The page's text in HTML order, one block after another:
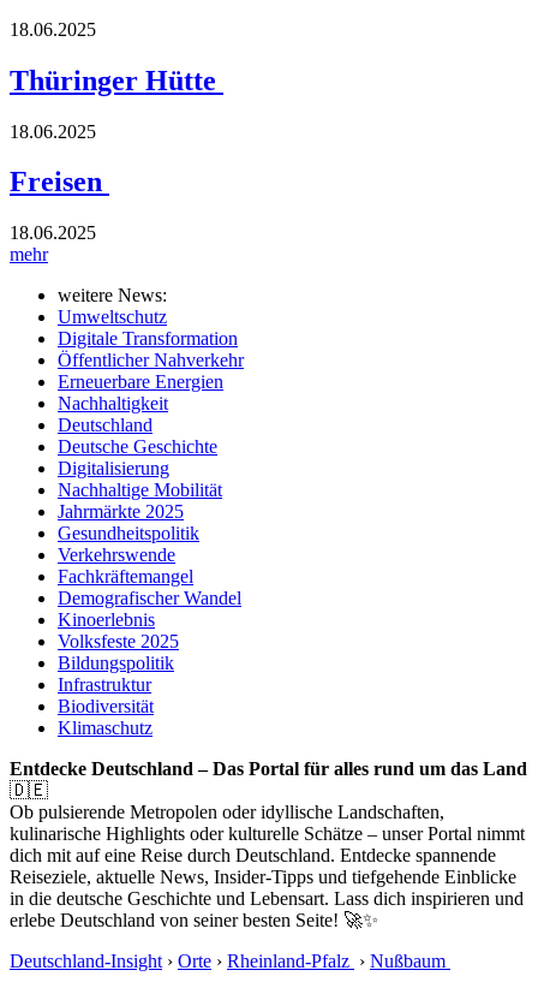
18.06.2025
Thüringer Hütte
18.06.2025
Freisen
18.06.2025
mehr
weitere News:
Umweltschutz
Digitale Transformation
Öffentlicher Nahverkehr
Erneuerbare Energien
Nachhaltigkeit
Deutschland
Deutsche Geschichte
Digitalisierung
Nachhaltige Mobilität
Jahrmärkte 2025
Gesundheitspolitik
Verkehrswende
Fachkräftemangel
Demografischer Wandel
Kinoerlebnis
Volksfeste 2025
Bildungspolitik
Infrastruktur
Biodiversität
Klimaschutz
Entdecke Deutschland – Das Portal für alles rund um das Land
🇩🇪
Ob pulsierende Metropolen oder idyllische Landschaften,
kulinarische Highlights oder kulturelle Schätze – unser Portal nimmt
dich mit auf eine Reise durch Deutschland. Entdecke spannende
Reiseziele, aktuelle News, Insider-Tipps und tiefgehende Einblicke
in die deutsche Geschichte und Lebensart. Lass dich inspirieren und
erlebe Deutschland von seiner besten Seite! 🚀✨
Deutschland-Insight › Orte › Rheinland-Pfalz › Nußbaum